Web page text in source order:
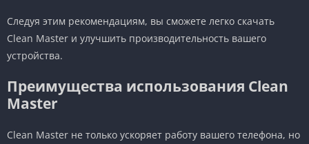
Следуя этим рекомендациям, вы сможете легко скачать
Clean Master и улучшить производительность вашего
устройства.
Преимущества использования Clean
Master
Clean Master не только ускоряет работу вашего телефона, но